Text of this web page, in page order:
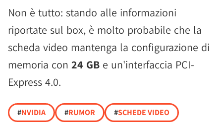
Non è tutto: stando alle informazioni
riportate sul box, è molto probabile che la
scheda video mantenga la configurazione di
memoria con 24 GB e un'interfaccia PCI-
Express 4.0.
#NVIDIA #RUMOR #SCHEDE VIDEO